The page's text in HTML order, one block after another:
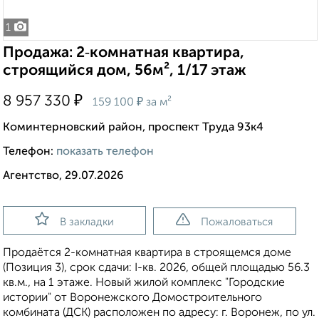
1
Продажа: 2‑комнатная квартира,
строящийся дом, 56м², 1/17 этаж
8 957 330 ₽ 159 100 ₽ за м²
Коминтерновский район, проспект Труда 93к4
Телефон: показать телефон
Агентство, 29.07.2026
В закладки Пожаловаться
Продаётся 2-комнатная квартира в строящемся доме
(Позиция 3), срок сдачи: I-кв. 2026, общей площадью 56.3
кв.м., на 1 этаже. Новый жилой комплекс "Городские
истории" от Воронежского Домостроительного
комбината (ДСК) расположен по адресу: г. Воронеж, по ул.